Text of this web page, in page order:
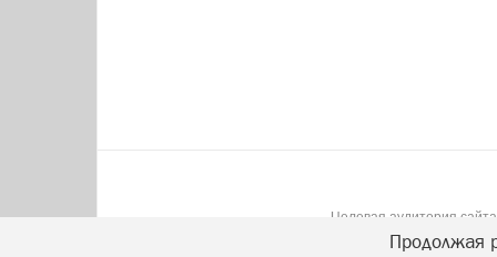
Целевая аудитория
Продолжая